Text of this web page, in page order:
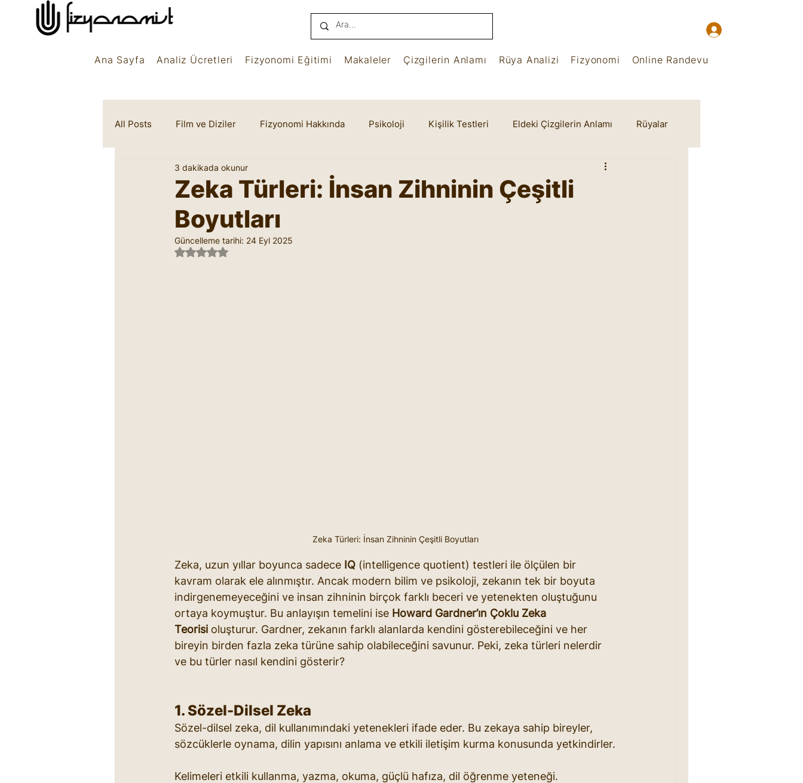
Ana Sayfa Analiz Ücretleri Fizyonomi Eğitimi Makaleler Çizgilerin Anlamı Rüya Analizi Fizyonomi Online Randevu
All Posts Film ve Diziler Fizyonomi Hakkında Psikoloji Kişilik Testleri Eldeki Çizgilerin Anlamı Rüyalar
Rüya Sembolleri Marifetname
Zeka Türleri: İnsan Zihninin Çeşitli
Boyutları
3 dakikada okunur
Güncelleme tarihi: 24 Eyl 2025
5 üzerinden NaN yıldız
Zeka Türleri: İnsan Zihninin Çeşitli Boyutları
Zeka, uzun yıllar boyunca sadece IQ (intelligence quotient) testleri ile ölçülen bir
kavram olarak ele alınmıştır. Ancak modern bilim ve psikoloji, zekanın tek bir boyuta
indirgenemeyeceğini ve insan zihninin birçok farklı beceri ve yetenekten oluştuğunu
ortaya koymuştur. Bu anlayışın temelini ise Howard Gardner’ın Çoklu Zeka
Teorisi oluşturur. Gardner, zekanın farklı alanlarda kendini gösterebileceğini ve her
bireyin birden fazla zeka türüne sahip olabileceğini savunur. Peki, zeka türleri nelerdir
ve bu türler nasıl kendini gösterir?
1. Sözel-Dilsel Zeka
Sözel-dilsel zeka, dil kullanımındaki yetenekleri ifade eder. Bu zekaya sahip bireyler,
sözcüklerle oynama, dilin yapısını anlama ve etkili iletişim kurma konusunda yetkindirler.
Kelimeleri etkili kullanma, yazma, okuma, güçlü hafıza, dil öğrenme yeteneği.